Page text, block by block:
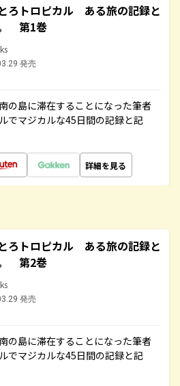
ろトロピカル ある旅の記録と
第1巻
発売
の島に滞在することになった筆者
でマジカルな45日間の記録と記
詳細を見る
ろトロピカル ある旅の記録と
第2巻
発売
の島に滞在することになった筆者
でマジカルな45日間の記録と記